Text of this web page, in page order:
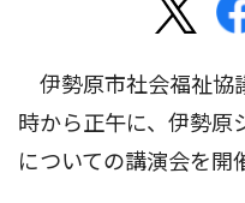
伊勢原市社会福祉協
時から正午に、伊勢原
についての講演会を開